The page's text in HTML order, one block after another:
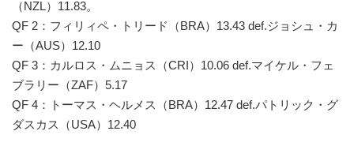
（NZL）11.83。
QF 2：フィリィペ・トリード（BRA）13.43 def.ジョシュ・カ
ー（AUS）12.10
QF 3：カルロス・ムニョス（CRI）10.06 def.マイケル・フェ
ブラリー（ZAF）5.17
QF 4：トーマス・ヘルメス（BRA）12.47 def.パトリック・グ
ダスカス（USA）12.40